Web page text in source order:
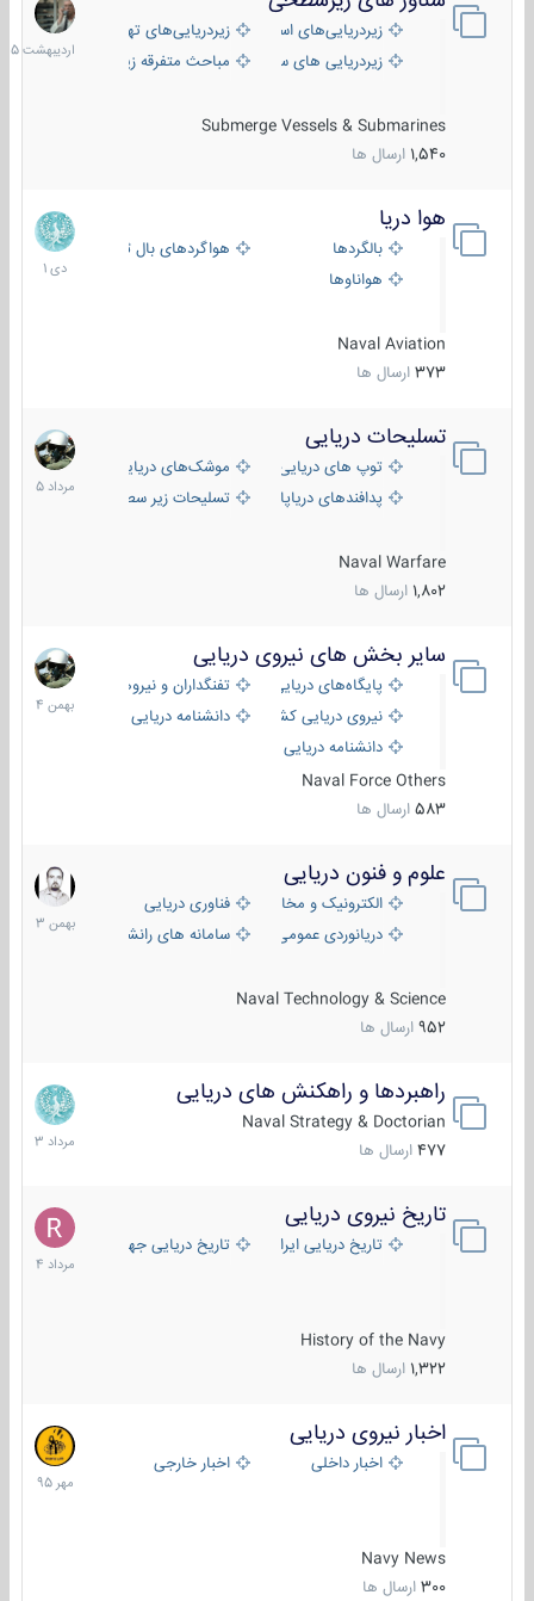
زیردریایی‌های استراتژیکزیردریایی‌های تهاجمی
زیردریایی های سبک
مباحث متفرقه زیرسطحی
Submerge Vessels & Submarines
1,540 ارسال ها
1405
هوا دریا
بالگردها
هواگردهای بال ثابت
هواناوها
Naval Aviation
373 ارسال ها
12
دی
1401
تسلیحات دریایی
توپ های دریایی
موشک‌های دریایی
پدافندهای دریاپایه
تسلیحات زیر سطحی
Naval Warfare
1,802 ارسال ها
2
مرداد
1405
سایر بخش های نیروی دریایی
پایگاه‌های دریایی
تفنگداران و نیروهای ویژه‌ی دریایی
نیروی دریایی کشورهای مختلفدانشنامه دریایی
دانشنامه دریایی کپی
Naval Force Others
583 ارسال ها
22
بهمن
1404
علوم و فنون دریایی
الکترونیک و مخابرات دریاییفناوری دریایی
دریانوردی عمومی
سامانه های رانشی دریایی
Naval Technology & Science
952 ارسال ها
6
بهمن
1403
راهبردها و راهکنش های دریایی
Naval Strategy & Doctorian
477 ارسال ها
2
مرداد
1403
تاریخ نیروی دریایی
تاریخ دریایی ایران تاریخ دریایی جهان
History of the Navy
1,322 ارسال ها
16
مرداد
1404
اخبار نیروی دریایی
اخبار داخلی اخبار خارجی
Navy News
300 ارسال ها
27
مهر
1395